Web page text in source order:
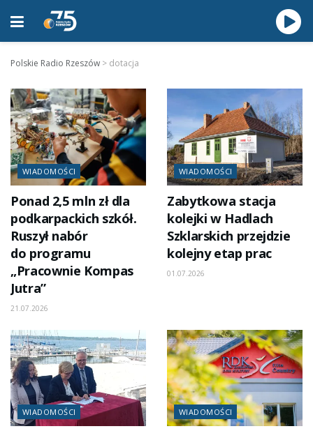
Polskie Radio Rzeszów > dotacja
WIADOMOŚCI
Ponad 2,5 mln zł dla
podkarpackich szkół.
Ruszył nabór
do programu
„Pracownie Kompas
Jutra”
21.07.2026
WIADOMOŚCI
Zabytkowa stacja
kolejki w Hadlach
Szklarskich przejdzie
kolejny etap prac
01.07.2026
WIADOMOŚCI WIADOMOŚCI